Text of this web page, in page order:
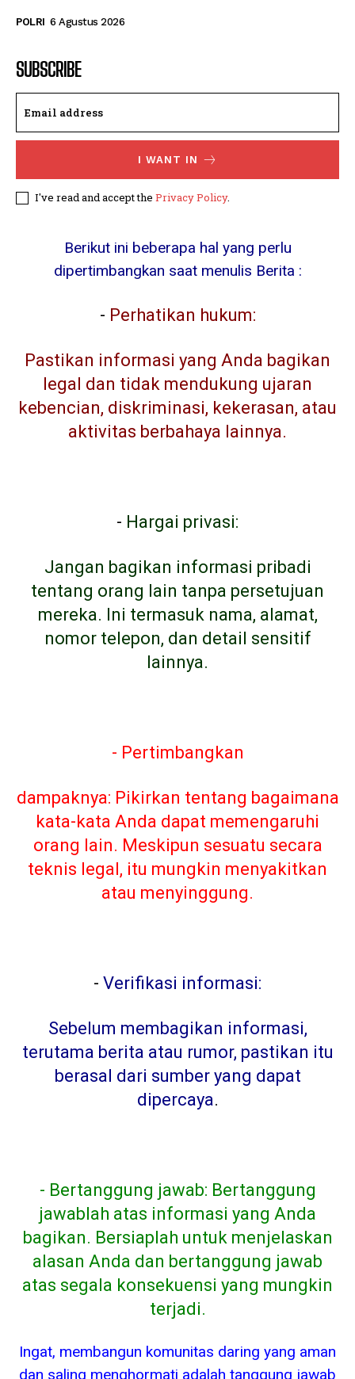
POLRI 6 Agustus 2026
SUBSCRIBE
I WANT IN
I've read and accept the Privacy Policy.
Berikut ini beberapa hal yang perlu
dipertimbangkan saat menulis Berita :
- Perhatikan hukum:
Pastikan informasi yang Anda bagikan
legal dan tidak mendukung ujaran
kebencian, diskriminasi, kekerasan, atau
aktivitas berbahaya lainnya.
- Hargai privasi:
Jangan bagikan informasi pribadi
tentang orang lain tanpa persetujuan
mereka. Ini termasuk nama, alamat,
nomor telepon, dan detail sensitif
lainnya.
- Pertimbangkan
dampaknya: Pikirkan tentang bagaimana
kata-kata Anda dapat memengaruhi
orang lain. Meskipun sesuatu secara
teknis legal, itu mungkin menyakitkan
atau menyinggung.
- Verifikasi informasi:
Sebelum membagikan informasi,
terutama berita atau rumor, pastikan itu
berasal dari sumber yang dapat
dipercaya.
- Bertanggung jawab: Bertanggung
jawablah atas informasi yang Anda
bagikan. Bersiaplah untuk menjelaskan
alasan Anda dan bertanggung jawab
atas segala konsekuensi yang mungkin
terjadi.
Ingat, membangun komunitas daring yang aman
dan saling menghormati adalah tanggung jawab